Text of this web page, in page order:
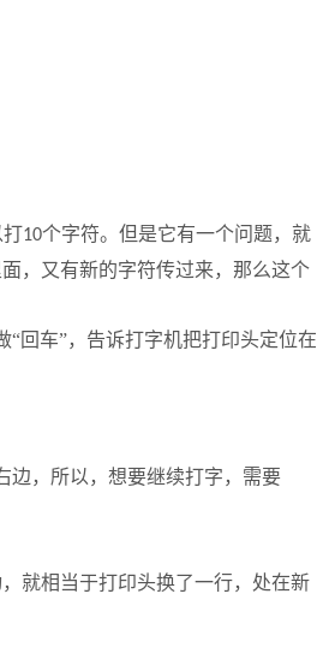
打10个字符。但是它有一个问题，就
，又有新的字符传过来，那么这个
回车”，告诉打字机把打印头定位在
边，所以，想要继续打字，需要
就相当于打印头换了一行，处在新